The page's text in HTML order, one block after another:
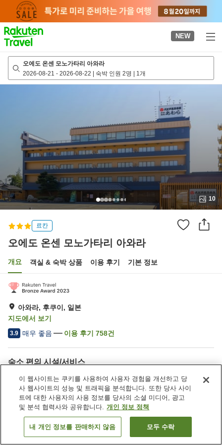
page
NEW
오에도 온센 모노가타리 아와라
2026-08-21 - 2026-08-22 | 숙박 인원 2명 | 1개
10
료칸
오에도 온센 모노가타리 아와라
개요 객실 & 숙박 상품 이용 후기 기본 정보
아와라, 후쿠이, 일본
지도에서 보기
3.9 매우 좋음 이용 후기 758건
숙소 편의 시설/서비스
주차장
사우나
레스토랑
상점
일본 후쿠이 아와라 오에도 온센 모노가타리 아와라
객실 보기
이 웹사이트는 쿠키를 사용하여 사용자 경험을 개선하고 당
사 웹사이트의 성능 및 트래픽을 분석합니다. 또한 당사 사이
트에 대한 사용자의 사용 정보를 당사의 소셜 미디어, 광고
및 분석 협력사와 공유합니다. 개인 정보 정책
내 개인 정보를 판매하지 않음 모두 수락